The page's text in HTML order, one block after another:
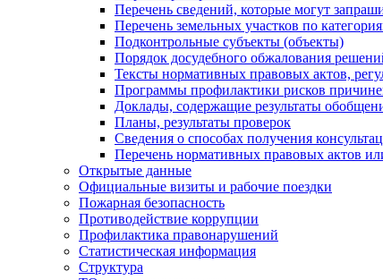
Перечень сведений, которые могут
Перечень земельных участков по
Подконтрольные субъекты (объекты)
Порядок досудебного обжалования
Тексты нормативных правовых актов,
Программы профилактики рисков
Доклады, содержащие результаты
Планы, результаты проверок
Сведения о способах получения
Перечень нормативных правовых актов
Открытые данные
Официальные визиты и рабочие поездки
Пожарная безопасность
Противодействие коррупции
Профилактика правонарушений
Статистическая информация
Структура